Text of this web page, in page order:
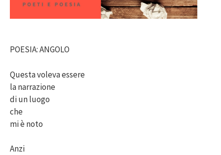
POESIA: ANGOLO
Questa voleva essere
la narrazione
di un luogo
che
mi è noto
Anzi